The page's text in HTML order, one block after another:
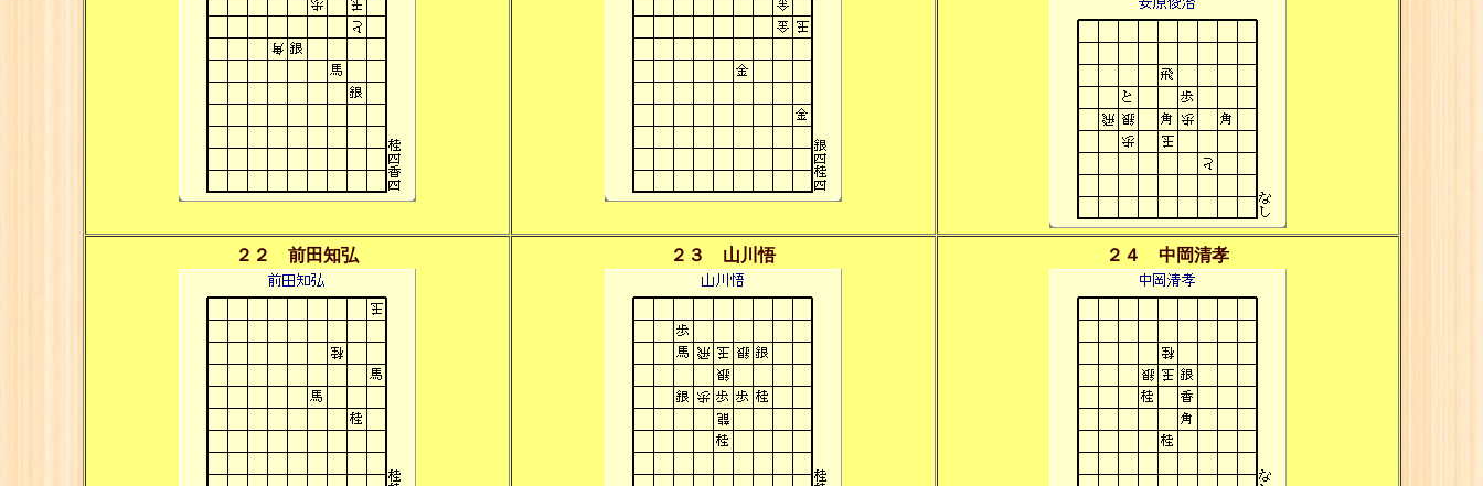
２２ 前田知弘 ２３ 山川悟 ２４ 中岡清孝